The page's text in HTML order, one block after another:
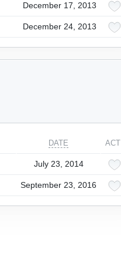
December 17, 2013
December 24, 2013
DATE
July 23, 2014
September 23, 2016